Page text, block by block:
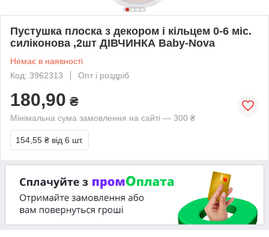
Пустушка плоска з декором і кільцем 0-6 міс.
силіконова ,2шт ДІВЧИНКА Baby-Nova
Немає в наявності
Код: 3962313
Опт і роздріб
180,90 ₴
Мінімальна сума замовлення на сайті — 300 ₴
154,55 ₴ від 6 шт.